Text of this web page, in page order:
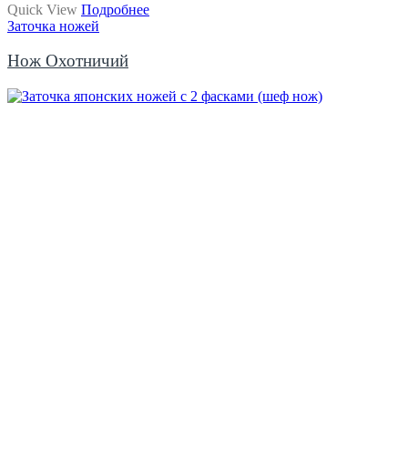
Quick View Подробнее
Заточка ножей
Нож Охотничий